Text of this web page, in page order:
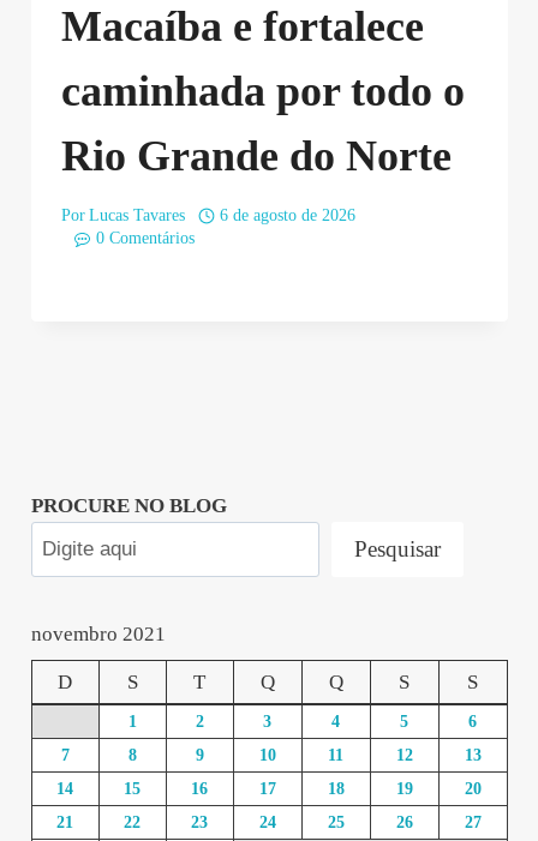
Macaíba e fortalece
caminhada por todo o
Rio Grande do Norte
Por Lucas Tavares
6 de agosto de 2026
0 Comentários
PROCURE NO BLOG
Pesquisar
novembro 2021
D S T Q Q S S
1 2 3 4 5
6
7
8 9 10 11 12
13
14
15 16 17 18 19
20
21
22 23 24 25 26
27